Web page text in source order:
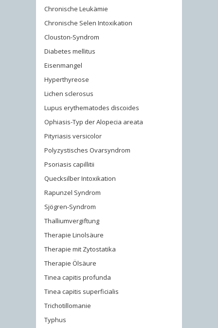
Chronische Leukämie
Chronische Selen Intoxikation
Clouston-Syndrom
Diabetes mellitus
Eisenmangel
Hyperthyreose
Lichen sclerosus
Lupus erythematodes discoides
Ophiasis-Typ der Alopecia areata
Pityriasis versicolor
Polyzystisches Ovarsyndrom
Psoriasis capillitii
Quecksilber Intoxikation
Rapunzel Syndrom
Sjögren-Syndrom
Thalliumvergiftung
Therapie Linolsäure
Therapie mit Zytostatika
Therapie Ölsäure
Tinea capitis profunda
Tinea capitis superficialis
Trichotillomanie
Typhus